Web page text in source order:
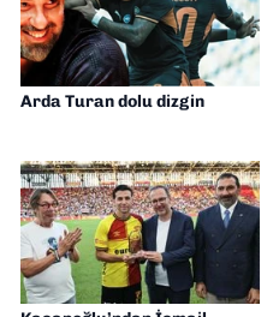
Arda Turan dolu dizgin